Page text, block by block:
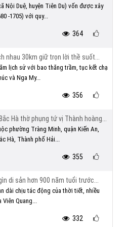
Nội Duệ, huyện Tiên Du) vốn được xây
-1705) với quy...
364
nhau 30km giữ trọn lời thề suốt...
lịch sử với bao thăng trầm, tục kết chạ
và Nga My...
356
Hà thờ phụng tứ vị Thành hoàng...
phường Tràng Minh, quận Kiến An,
Hà, Thành phố Hải...
355
di sản hơn 900 năm tuổi trước...
dài chịu tác động của thời tiết, nhiều
Viên Quang...
332